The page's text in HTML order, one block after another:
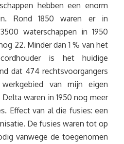
hebben een enorm
Rond 1850 waren er in
waterschappen in 1950
22. Minder dan 1 % van het
is het huidige
dat 474 rechtsvoorgangers
van mijn eigen
waren in 1950 nog meer
Effect van al die fusies: een
De fusies waren tot op
vanwege de toegenomen